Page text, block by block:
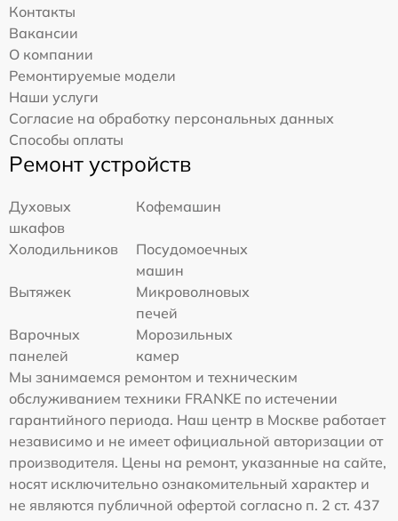
Контакты
Вакансии
О компании
Ремонтируемые модели
Наши услуги
Согласие на обработку персональных данных
Способы оплаты
Ремонт устройств
Духовых
шкафов
Кофемашин
Холодильников
Посудомоечных
машин
Вытяжек
Микроволновых
печей
Варочных
панелей
Морозильных
камер
Мы занимаемся ремонтом и техническим
обслуживанием техники FRANKE по истечении
гарантийного периода. Наш центр в Москве работает
независимо и не имеет официальной авторизации от
производителя. Цены на ремонт, указанные на сайте,
носят исключительно ознакомительный характер и
не являются публичной офертой согласно п. 2 ст. 437